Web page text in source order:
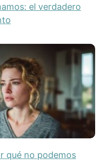
el verdadero
qué no podemos